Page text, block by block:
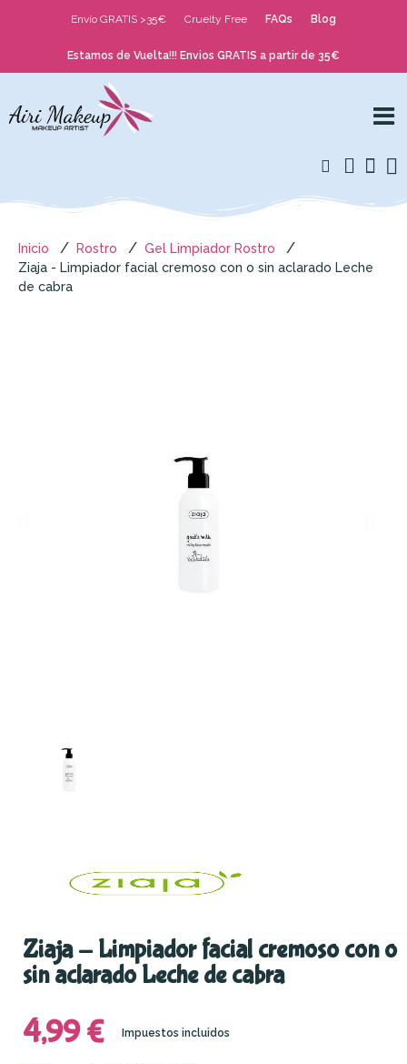
Envío GRATIS >35€ Cruelty Free FAQs Blog
Estamos de Vuelta!!! Envios GRATIS a partir de 35€
Inicio Rostro
Gel Limpiador Rostro
Ziaja - Limpiador facial cremoso con o sin aclarado Leche
de cabra
Ziaja - Limpiador facial cremoso con o
sin aclarado Leche de cabra
4,99 € Impuestos incluidos